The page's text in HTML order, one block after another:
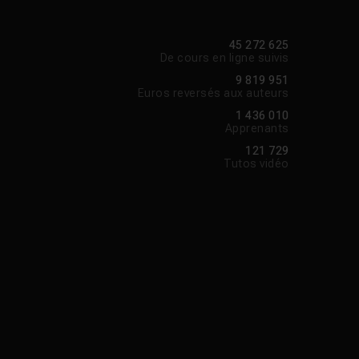
45 272 625
De cours en ligne suivis
9 819 951
Euros reversés aux auteurs
1 436 010
Apprenants
121 729
Tutos vidéo